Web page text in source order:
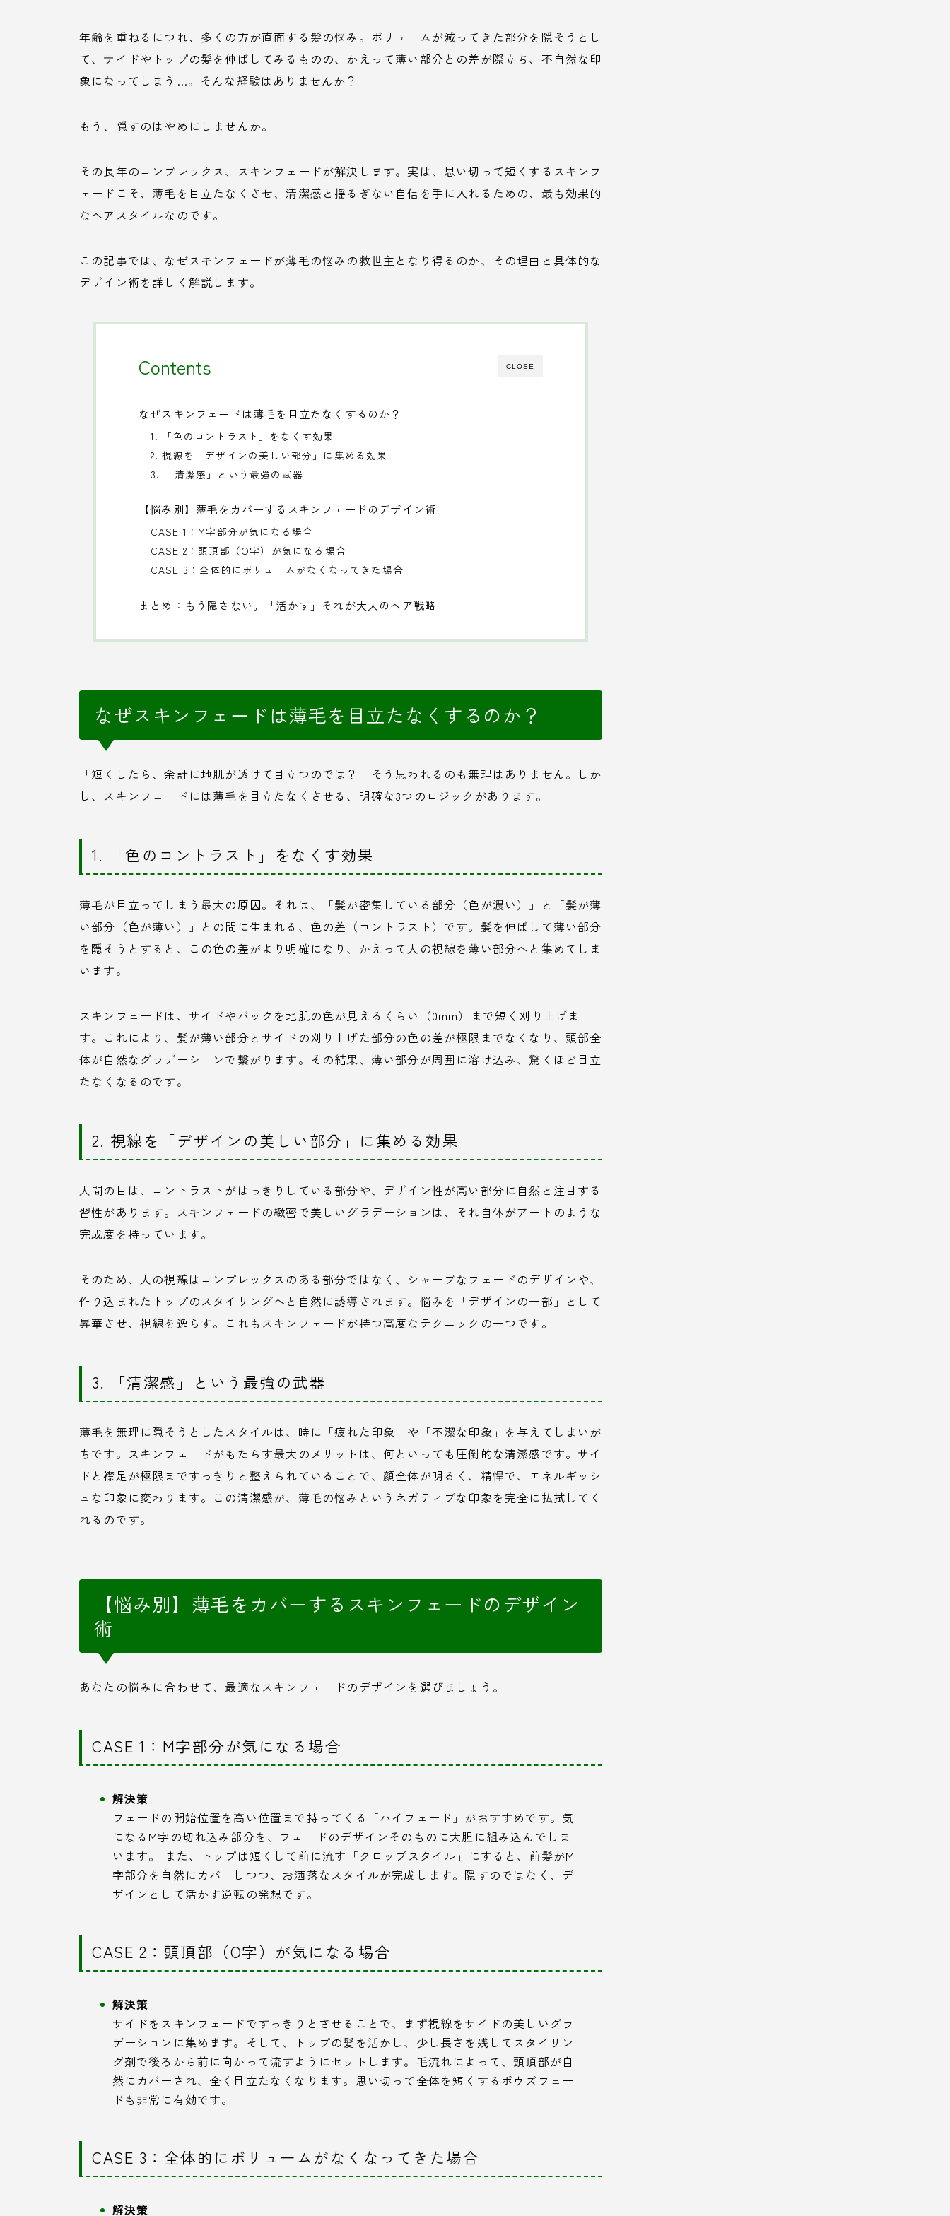
年齢を重ねるにつれ、多くの方が直面する髪の悩み。ボリュームが減ってきた部分を隠そうとし
て、サイドやトップの髪を伸ばしてみるものの、かえって薄い部分との差が際立ち、不自然な印
象になってしまう…。そんな経験はありませんか？
もう、隠すのはやめにしませんか。
その長年のコンプレックス、スキンフェードが解決します。実は、思い切って短くするスキンフ
ェードこそ、薄毛を目立たなくさせ、清潔感と揺るぎない自信を手に入れるための、最も効果的
なヘアスタイルなのです。
この記事では、なぜスキンフェードが薄毛の悩みの救世主となり得るのか、その理由と具体的な
デザイン術を詳しく解説します。
CLOSE
Contents
なぜスキンフェードは薄毛を目立たなくするのか？
1. 「色のコントラスト」をなくす効果
2. 視線を「デザインの美しい部分」に集める効果
3. 「清潔感」という最強の武器
【悩み別】薄毛をカバーするスキンフェードのデザイン術
CASE 1：M字部分が気になる場合
CASE 2：頭頂部（O字）が気になる場合
CASE 3：全体的にボリュームがなくなってきた場合
まとめ：もう隠さない。「活かす」それが大人のヘア戦略
なぜスキンフェードは薄毛を目立たなくするのか？
「短くしたら、余計に地肌が透けて目立つのでは？」そう思われるのも無理はありません。しか
し、スキンフェードには薄毛を目立たなくさせる、明確な3つのロジックがあります。
1. 「色のコントラスト」をなくす効果
薄毛が目立ってしまう最大の原因。それは、「髪が密集している部分（色が濃い）」と「髪が薄
い部分（色が薄い）」との間に生まれる、色の差（コントラスト）です。髪を伸ばして薄い部分
を隠そうとすると、この色の差がより明確になり、かえって人の視線を薄い部分へと集めてしま
います。
スキンフェードは、サイドやバックを地肌の色が見えるくらい（0mm）まで短く刈り上げま
す。これにより、髪が薄い部分とサイドの刈り上げた部分の色の差が極限までなくなり、頭部全
体が自然なグラデーションで繋がります。その結果、薄い部分が周囲に溶け込み、驚くほど目立
たなくなるのです。
2. 視線を「デザインの美しい部分」に集める効果
人間の目は、コントラストがはっきりしている部分や、デザイン性が高い部分に自然と注目する
習性があります。スキンフェードの緻密で美しいグラデーションは、それ自体がアートのような
完成度を持っています。
そのため、人の視線はコンプレックスのある部分ではなく、シャープなフェードのデザインや、
作り込まれたトップのスタイリングへと自然に誘導されます。悩みを「デザインの一部」として
昇華させ、視線を逸らす。これもスキンフェードが持つ高度なテクニックの一つです。
3. 「清潔感」という最強の武器
薄毛を無理に隠そうとしたスタイルは、時に「疲れた印象」や「不潔な印象」を与えてしまいが
ちです。スキンフェードがもたらす最大のメリットは、何といっても圧倒的な清潔感です。サイ
ドと襟足が極限まですっきりと整えられていることで、顔全体が明るく、精悍で、エネルギッシ
ュな印象に変わります。この清潔感が、薄毛の悩みというネガティブな印象を完全に払拭してく
れるのです。
【悩み別】薄毛をカバーするスキンフェードのデザイン
術
あなたの悩みに合わせて、最適なスキンフェードのデザインを選びましょう。
CASE 1：M字部分が気になる場合
解決策
フェードの開始位置を高い位置まで持ってくる「ハイフェード」がおすすめです。気
になるM字の切れ込み部分を、フェードのデザインそのものに大胆に組み込んでしま
います。 また、トップは短くして前に流す「クロップスタイル」にすると、前髪がM
字部分を自然にカバーしつつ、お洒落なスタイルが完成します。隠すのではなく、デ
ザインとして活かす逆転の発想です。
CASE 2：頭頂部（O字）が気になる場合
解決策
サイドをスキンフェードですっきりとさせることで、まず視線をサイドの美しいグラ
デーションに集めます。そして、トップの髪を活かし、少し長さを残してスタイリン
グ剤で後ろから前に向かって流すようにセットします。毛流れによって、頭頂部が自
然にカバーされ、全く目立たなくなります。思い切って全体を短くするボウズフェー
ドも非常に有効です。
CASE 3：全体的にボリュームがなくなってきた場合
解決策